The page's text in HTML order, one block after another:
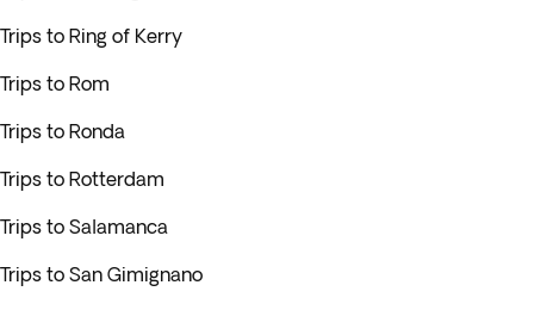
Trips to Ring of Kerry
Trips to Rom
Trips to Ronda
Trips to Rotterdam
Trips to Salamanca
Trips to San Gimignano